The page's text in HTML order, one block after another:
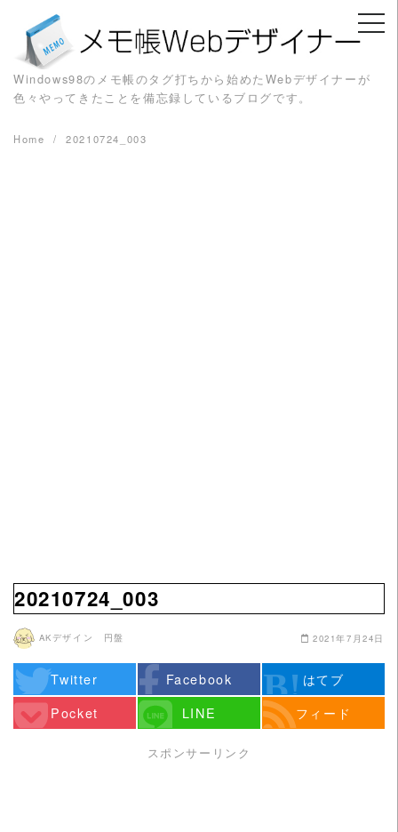
content
Windows98のメモ帳のタグ打ちから始めたWebデザイナーが
色々やってきたことを備忘録しているブログです。
Home 20210724_003
20210724_003
AKデザイン 円盤 2021年7月24日
Twitter Facebook
はてブ
Pocket
LINE フィード
スポンサーリンク